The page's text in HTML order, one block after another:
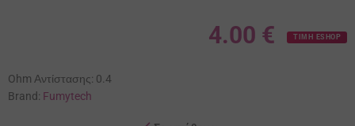
4.00 € ΤΙΜΗ ESHOP
Ohm Αντίστασης: 0.4
Brand: Fumytech